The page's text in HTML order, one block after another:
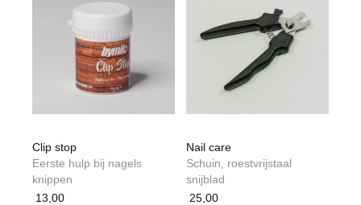
Clip stop
Eerste hulp bij nagels
knippen
13,00
Nail care
Schuin, roestvrijstaal
snijblad
25,00